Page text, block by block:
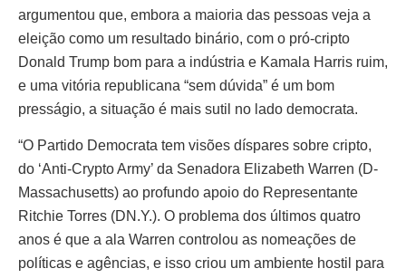
argumentou que, embora a maioria das pessoas veja a
eleição como um resultado binário, com o pró-cripto
Donald Trump bom para a indústria e Kamala Harris ruim,
e uma vitória republicana “sem dúvida” é um bom
presságio, a situação é mais sutil no lado democrata.
“O Partido Democrata tem visões díspares sobre cripto,
do ‘Anti-Crypto Army’ da Senadora Elizabeth Warren (D-
Massachusetts) ao profundo apoio do Representante
Ritchie Torres (DN.Y.). O problema dos últimos quatro
anos é que a ala Warren controlou as nomeações de
políticas e agências, e isso criou um ambiente hostil para